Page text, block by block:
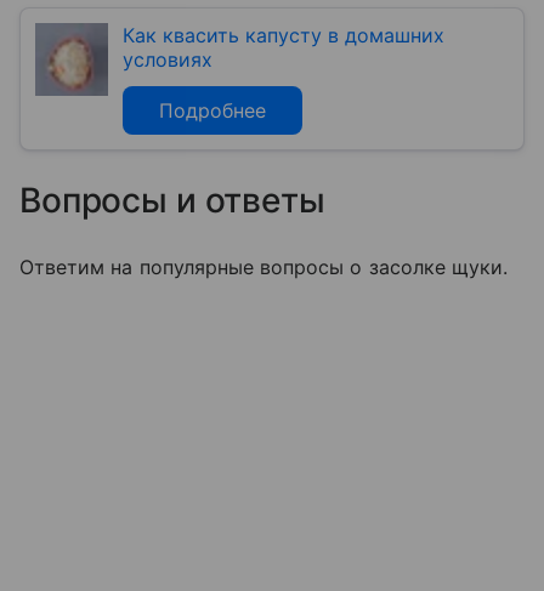
Как квасить капусту в домашних
условиях
Подробнее
Вопросы и ответы
Ответим на популярные вопросы о засолке щуки.